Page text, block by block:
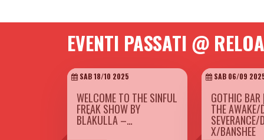
EVENTI PASSATI @
SAB 18/10 2025
WELCOME TO THE SINFUL
FREAK SHOW BY
BLÄKULLA –…
SAB 06/09
GOTHIC
THE AWAKE/
SEVERANCE/
X/BANSHEE